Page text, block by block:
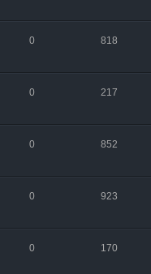
0 818
0 217
0 852
0 923
0 170